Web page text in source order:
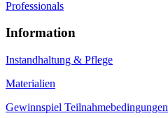
Professionals
Information
Instandhaltung & Pflege
Materialien
Gewinnspiel Teilnahmebedingungen